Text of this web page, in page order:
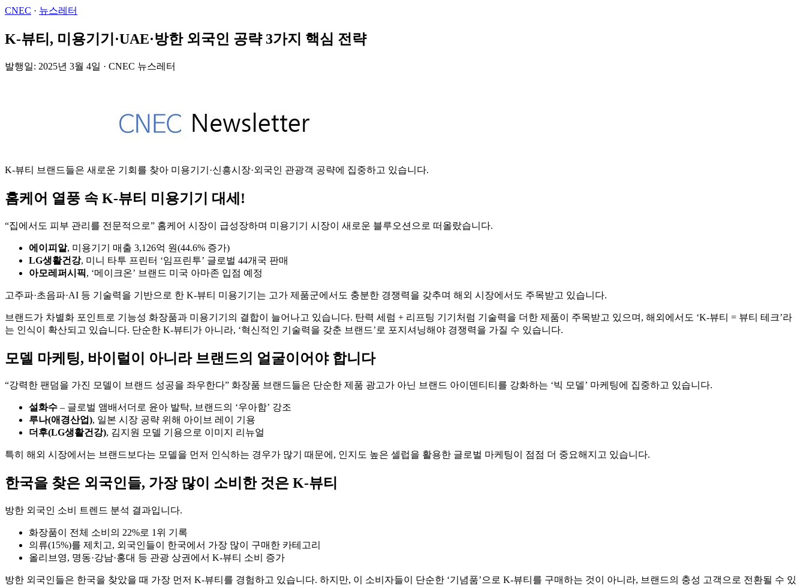
CNEC · 뉴스레터
K-뷰티, 미용기기·UAE·방한 외국인 공략 3가지 핵심 전략
발행일: 2025년 3월 4일 · CNEC 뉴스레터
K-뷰티 브랜드들은 새로운 기회를 찾아 미용기기·신흥시장·외국인 관광객 공략에 집중하고 있습니다.
홈케어 열풍 속 K-뷰티 미용기기 대세!
“집에서도 피부 관리를 전문적으로” 홈케어 시장이 급성장하며 미용기기 시장이 새로운 블루오션으로 떠올랐습니다.
에이피알, 미용기기 매출 3,126억 원(44.6% 증가)
LG생활건강, 미니 타투 프린터 ‘임프린투’ 글로벌 44개국 판매
아모레퍼시픽, ‘메이크온’ 브랜드 미국 아마존 입점 예정
고주파·초음파·AI 등 기술력을 기반으로 한 K-뷰티 미용기기는 고가 제품군에서도 충분한 경쟁력을 갖추며 해외 시장에서도 주목받고 있습니다.
브랜드가 차별화 포인트로 기능성 화장품과 미용기기의 결합이 늘어나고 있습니다. 탄력 세럼 + 리프팅 기기처럼 기술력을 더한 제품이 주목받고 있으며, 해외에서도 ‘K-뷰티 = 뷰티 테크’라
는 인식이 확산되고 있습니다. 단순한 K-뷰티가 아니라, ‘혁신적인 기술력을 갖춘 브랜드’로 포지셔닝해야 경쟁력을 가질 수 있습니다.
모델 마케팅, 바이럴이 아니라 브랜드의 얼굴이어야 합니다
“강력한 팬덤을 가진 모델이 브랜드 성공을 좌우한다” 화장품 브랜드들은 단순한 제품 광고가 아닌 브랜드 아이덴티티를 강화하는 ‘빅 모델’ 마케팅에 집중하고 있습니다.
설화수 – 글로벌 앰배서더로 윤아 발탁, 브랜드의 ‘우아함’ 강조
루나(애경산업), 일본 시장 공략 위해 아이브 레이 기용
더후(LG생활건강), 김지원 모델 기용으로 이미지 리뉴얼
특히 해외 시장에서는 브랜드보다는 모델을 먼저 인식하는 경우가 많기 때문에, 인지도 높은 셀럽을 활용한 글로벌 마케팅이 점점 더 중요해지고 있습니다.
한국을 찾은 외국인들, 가장 많이 소비한 것은 K-뷰티
방한 외국인 소비 트렌드 분석 결과입니다.
화장품이 전체 소비의 22%로 1위 기록
의류(15%)를 제치고, 외국인들이 한국에서 가장 많이 구매한 카테고리
올리브영, 명동·강남·홍대 등 관광 상권에서 K-뷰티 소비 증가
방한 외국인들은 한국을 찾았을 때 가장 먼저 K-뷰티를 경험하고 있습니다. 하지만, 이 소비자들이 단순한 ‘기념품’으로 K-뷰티를 구매하는 것이 아니라, 브랜드의 충성 고객으로 전환될 수 있